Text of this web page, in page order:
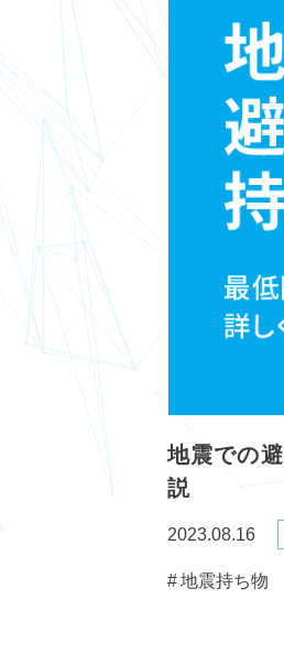
地震での
説
2023.08.16
地震持ち物